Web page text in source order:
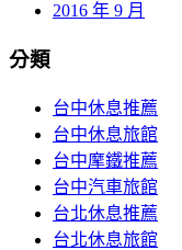
2016 年 9 月
分類
台中休息推薦
台中休息旅館
台中摩鐵推薦
台中汽車旅館
台北休息推薦
台北休息旅館